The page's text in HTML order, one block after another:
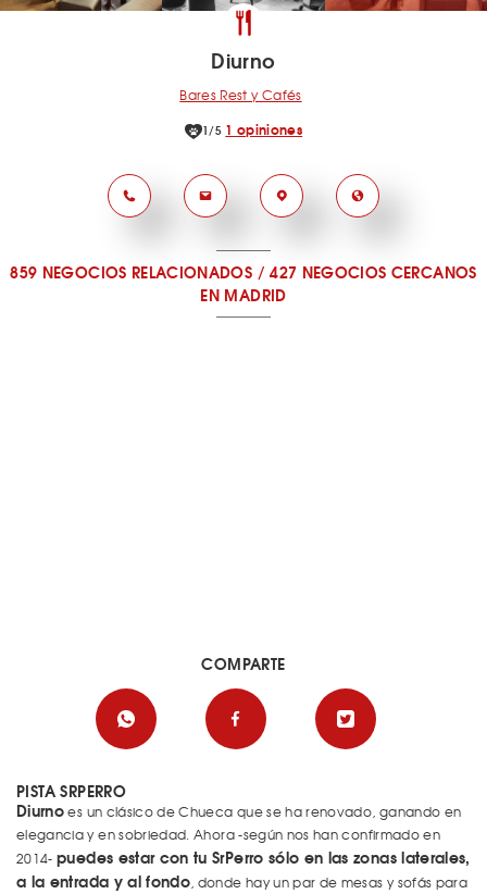
Diurno
Bares Rest y Cafés
1/5 1 opiniones
859 NEGOCIOS RELACIONADOS /427 NEGOCIOS CERCANOS
EN MADRID
PISTA SRPERRO
Diurnoes un clásico de Chueca que se ha renovado, ganando en
elegancia y en sobriedad. Ahora -según nos han confirmado en
2014-puedes estar con tu SrPerro sólo en las zonas laterales,
a la entrada y al fondo, donde hay un par de mesas y sofás para
COMPARTE